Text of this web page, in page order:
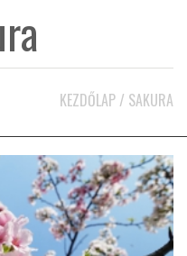
KEZDŐLAP / SAKURA